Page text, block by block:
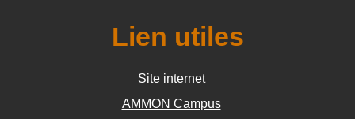
Lien utiles
Site internet
AMMON Campus